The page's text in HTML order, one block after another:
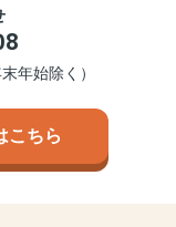
年始除く）
こちら